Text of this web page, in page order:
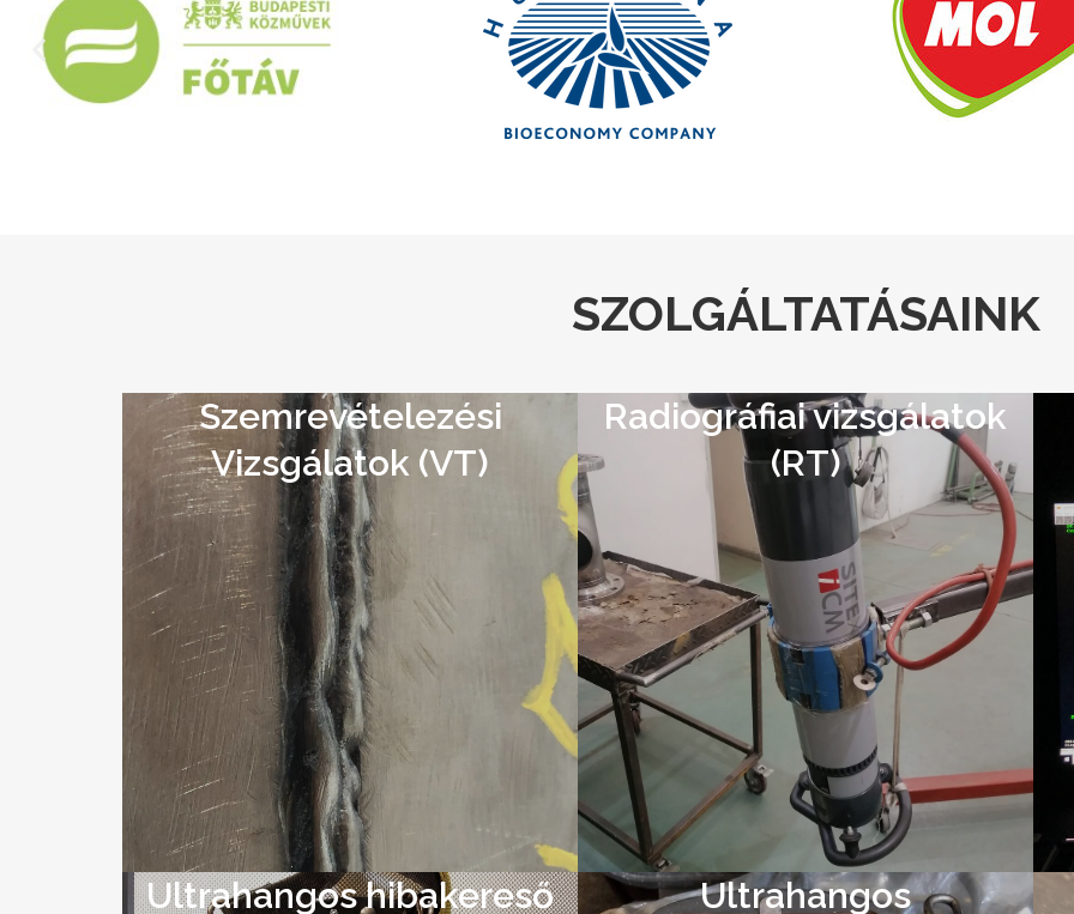
SZOLGÁLTATÁSAINK
Szemrevételezési
Vizsgálatok (VT)
Radiográfiai vizsgálatok
(RT)
Ultrahangos hibakereső
Ultrahangos